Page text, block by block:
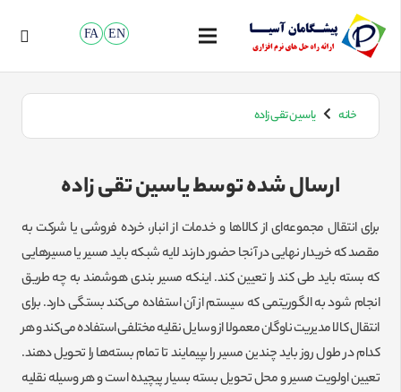
FA EN
خانه یاسین تقی زاده
ارسال شده توسط یاسین تقی زاده
برای انتقال مجموعه‌ای از کالاها و خدمات از انبار، خرده فروشی یا شرکت به
مقصد که خریدار نهایی در آنجا حضور دارند لایه شبکه باید مسیر یا مسیرهایی
که بسته باید طی کند را تعیین کند. اینکه مسیر بندی هوشمند به چه طریق
انجام شود به الگوریتمی که سیستم از آن استفاده می‌کند بستگی دارد. برای
انتقال کالا مدیریت ناوگان معمولا از وسایل نقلیه مختلفی استفاده می‌کند و هر
کدام در طول روز باید چندین مسیر را بپیمایند تا تمام بسته‌ها را تحویل دهند.
تعیین اولویت مسیر و محل تحویل بسته بسیار پیچیده است و هر وسیله نقلیه